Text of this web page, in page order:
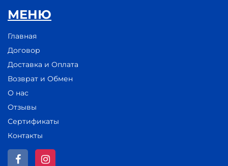
МЕНЮ
Главная
Договор
Доставка и Оплата
Возврат и Обмен
О нас
Отзывы
Сертификаты
Контакты